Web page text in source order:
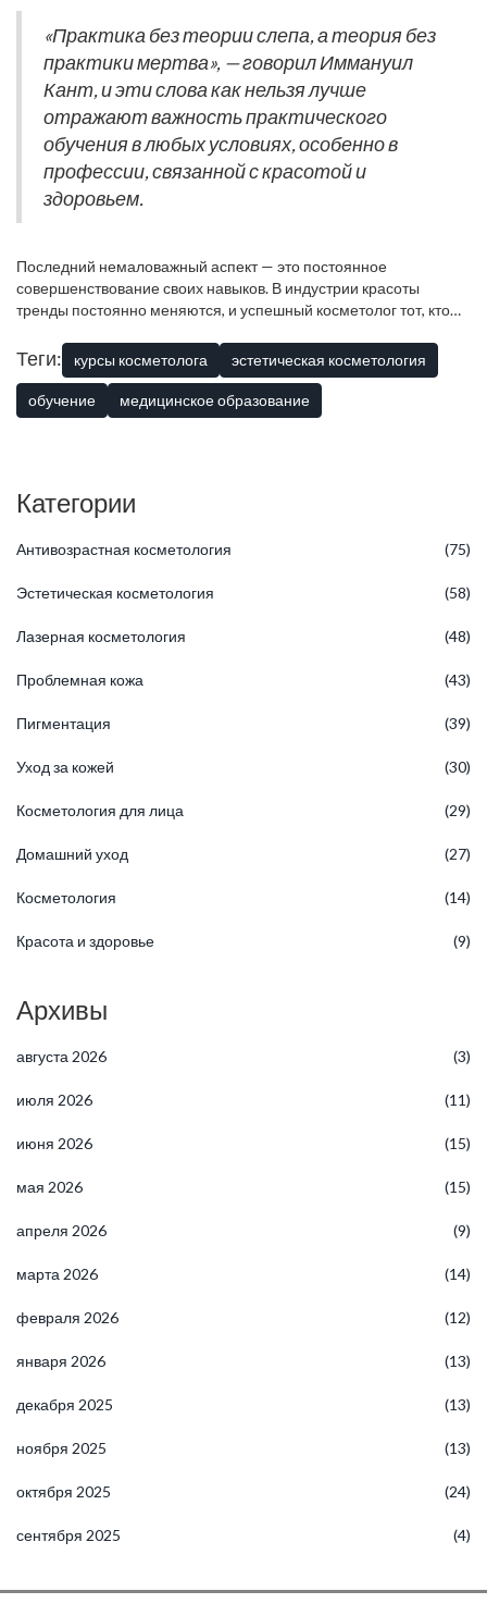
значительно повышают уверенность учащихся и помогают им
быстрее адаптироваться в профессиональной среде.
предотвращать и минимизировать возможные риски для
здоровья клиента. По данным исследований, соблюдение всех
правил и знание необходимых мер предосторожности
построения хорошей репутации и стабильной клиентской базы.
«Практика без теории слепа, а теория без
практики мертва», — говорил Иммануил
Кант, и эти слова как нельзя лучше
отражают важность практического
обучения в любых условиях, особенно в
профессии, связанной с красотой и
здоровьем.
Последний немаловажный аспект — это постоянное
совершенствование своих навыков. В индустрии красоты
тренды постоянно меняются, и успешный косметолог тот, кто
продолжают своё обучение, участвуя в семинарах, мастер-
классах и конференциях, чтобы получать свежие знания о
новых техниках и процедурах. Это не только улучшает ваши
навыки, но и делает вас более востребованным специалистом
Теги: курсы косметолога эстетическая косметология
обучение медицинское образование
Категории
Антивозрастная косметология (75)
Эстетическая косметология (58)
Лазерная косметология (48)
Проблемная кожа (43)
Пигментация (39)
Уход за кожей (30)
Косметология для лица (29)
Домашний уход (27)
Косметология (14)
Красота и здоровье (9)
Архивы
августа 2026 (3)
июля 2026 (11)
июня 2026 (15)
мая 2026 (15)
апреля 2026 (9)
марта 2026 (14)
февраля 2026 (12)
января 2026 (13)
декабря 2025 (13)
ноября 2025 (13)
октября 2025 (24)
сентября 2025 (4)